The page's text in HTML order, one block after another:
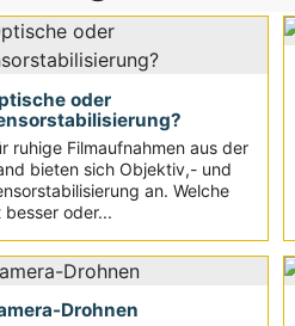
oder
ruhige Filmaufnahmen aus der
bieten sich Objektiv,- und
an. Welche
besser oder...
Drohnen